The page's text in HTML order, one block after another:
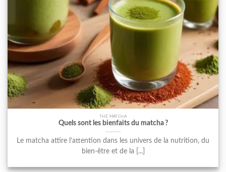
THÉ MATCHA
Quels sont les bienfaits du matcha ?
Le matcha attire l’attention dans les univers de la nutrition, du
bien-être et de la [...]